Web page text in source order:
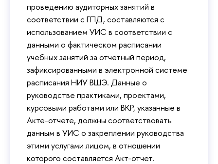
проведению аудиторных занятий в
соответствии с ГПД, составляются с
использованием УИС в соответствии с
данными о фактическом расписании
учебных занятий за отчетный период,
зафиксированными в электронной системе
расписания НИУ ВШЭ. Данные о
руководстве практиками, проектами,
курсовыми работами или ВКР, указанные в
Акте-отчете, должны соответствовать
данным в УИС о закреплении руководства
этими услугами лицом, в отношении
которого составляется Акт-отчет.